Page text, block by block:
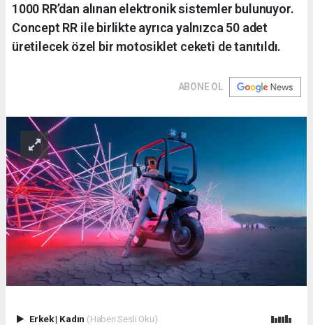
1000 RR’dan alınan elektronik sistemler bulunuyor.
Concept RR ile birlikte ayrıca yalnızca 50 adet
üretilecek özel bir motosiklet ceketi de tanıtıldı.
ABONE OL
Erkek| Kadın (Haberi Sesli Oku)